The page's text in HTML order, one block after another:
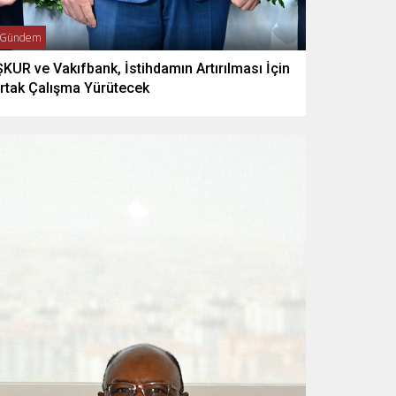
Gündem
ve Vakıfbank, İstihdamın Artırılması İçin
Çalışma Yürütecek